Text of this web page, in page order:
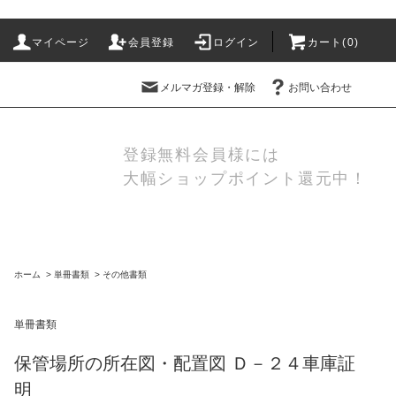
マイページ 会員登録 ログイン カート(0)
メルマガ登録・解除 お問い合わせ
登録無料会員様には
大幅ショップポイント還元中！
ホーム > 単冊書類 > その他書類
単冊書類
保管場所の所在図・配置図 Ｄ－２４車庫証
明